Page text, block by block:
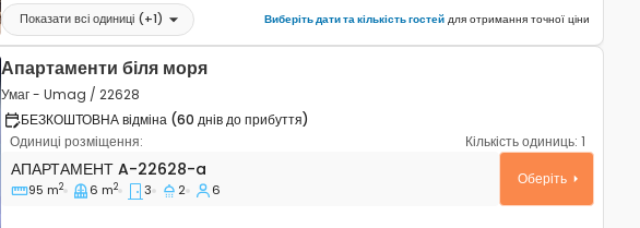
Показати всі одиниці (+1) Виберіть дати та кількість гостей для отримання точної ціни
Апартаменти біля моря
Умаг - Umag / 22628
БЕЗКОШТОВНА відміна (60 днів до прибуття)
Одиниці розміщення:
Кількість одиниць: 1
Трикімнатні апартаменти Умаг - Umag A-22628-a
АПАРТАМЕНТ A-22628-a
95 m2 6 m2 3 2 6
Оберіть